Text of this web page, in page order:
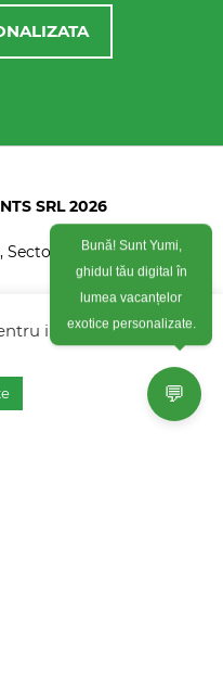
SRL 2026
Sector 5, Bucuresti
imbunatati
💬
Bună! Sunt Yumi,
ghidul tău digital în
lumea vacanțelor
exotice personalizate.